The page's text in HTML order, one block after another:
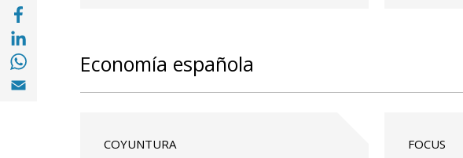
Compartir en with Whatsapp (opens in a new window)
Compartir en Email (opens in a new window)
Economía española
COYUNTURA FOCUS